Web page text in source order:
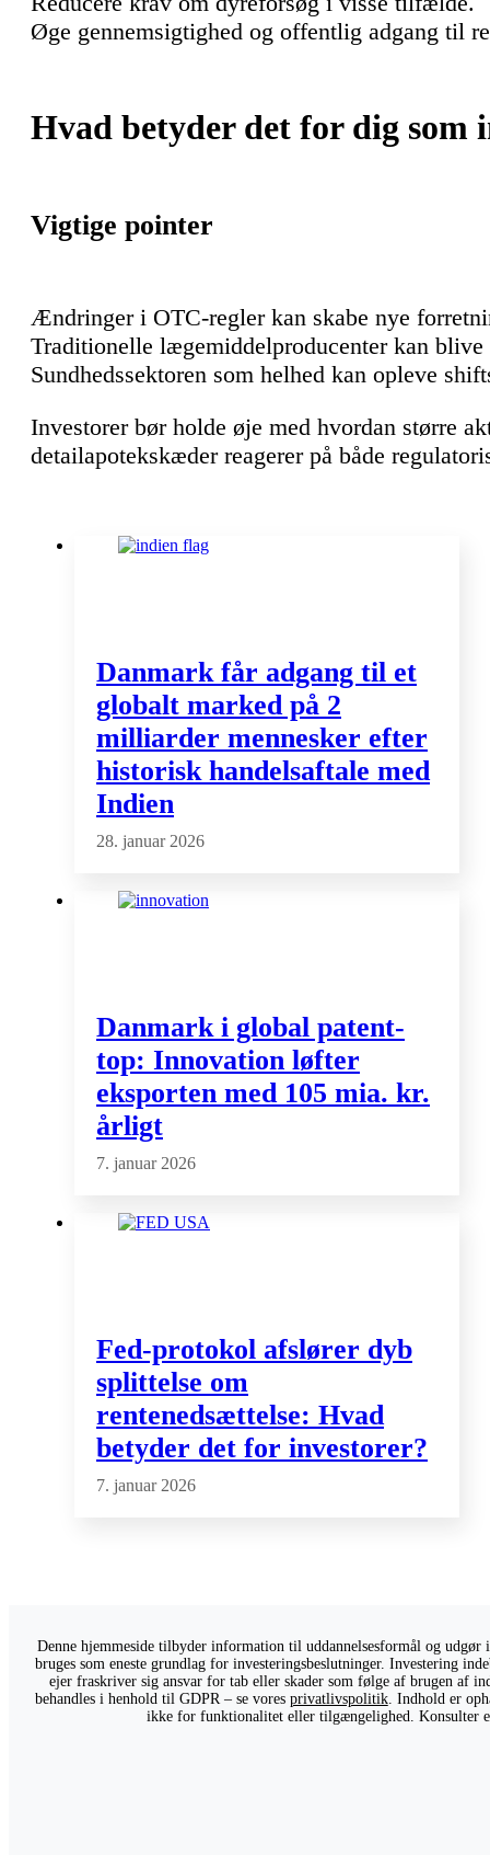
Øge gennemsigtighed og offentlig adgang til
Hvad betyder det for dig som
Vigtige pointer
Ændringer i OTC-regler kan skabe nye
Traditionelle lægemiddelproducenter kan
Sundhedssektoren som helhed kan opleve
Investorer bør holde øje med hvordan større
detailapotekskæder reagerer på både
Danmark får adgang til et
globalt marked på 2
milliarder mennesker efter
historisk handelsaftale med
Indien
28. januar 2026
Danmark i global patent-
top: Innovation løfter
eksporten med 105 mia. kr.
årligt
7. januar 2026
Fed-protokol afslører dyb
splittelse om
rentenedsættelse: Hvad
betyder det for investorer?
7. januar 2026
Denne hjemmeside tilbyder information til uddannelsesformål og
bruges som eneste grundlag for investeringsbeslutninger. Investering
ejer fraskriver sig ansvar for tab eller skader som følge af brugen af
behandles i henhold til GDPR – se vores privatlivspolitik. Indhold er
ikke for funktionalitet eller tilgængelighed. Konsulter